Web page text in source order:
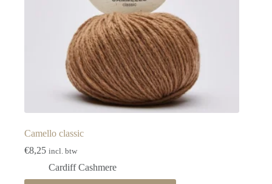
Camello classic
€8,25 incl. btw
Cardiff Cashmere